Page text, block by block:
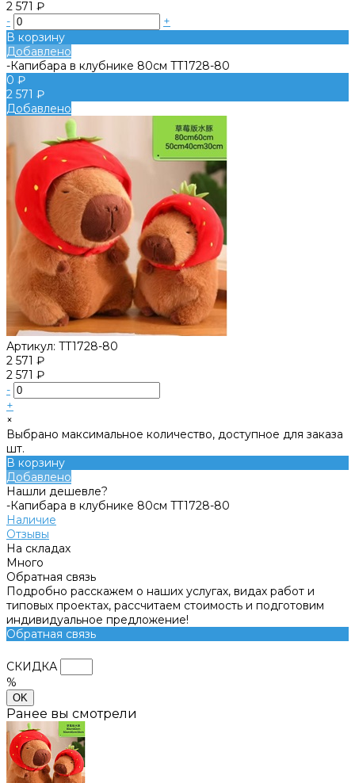
2 571 ₽
-
+
В корзину
Добавлено
-Капибара в клубнике 80см TT1728-80
0 ₽
2 571 ₽
Добавлено
Артикул: TT1728-80
2 571 ₽
2 571 ₽
-
+
×
Выбрано максимальное количество, доступное для заказа
шт.
В корзину
Добавлено
Нашли дешевле?
-Капибара в клубнике 80см TT1728-80
Наличие
Отзывы
На складах
Много
Обратная связь
Подробно расскажем о наших услугах, видах работ и
типовых проектах, рассчитаем стоимость и подготовим
индивидуальное предложение!
Обратная связь
СКИДКА
%
OK
Ранее вы смотрели